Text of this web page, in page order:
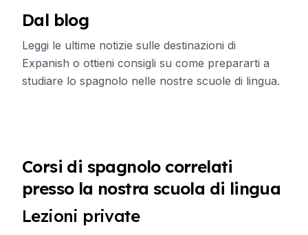
Dal blog
Leggi le ultime notizie sulle destinazioni di
Expanish o ottieni consigli su come prepararti a
studiare lo spagnolo nelle nostre scuole di lingua.
Corsi di spagnolo correlati
presso la nostra scuola di lingua
Lezioni private